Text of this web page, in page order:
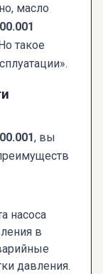
масло
такое
, вы
насоса
в
давления.